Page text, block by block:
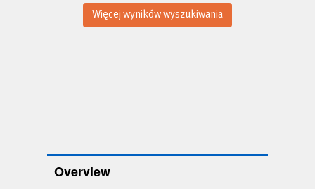
Więcej wyników wyszukiwania
Overview